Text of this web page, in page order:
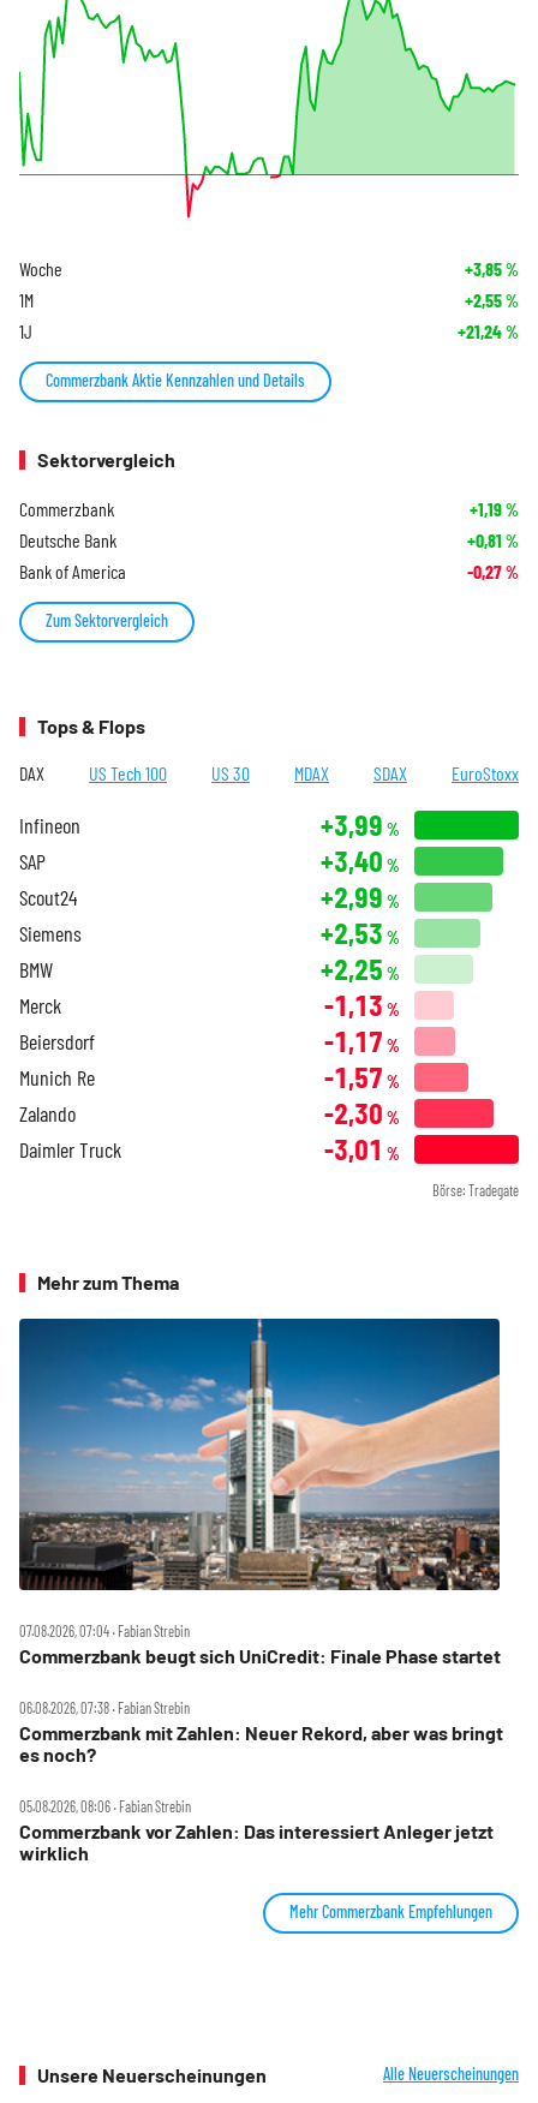
Woche +3,85%
1M +2,55%
1J +21,24%
Commerzbank Aktie Kennzahlen und Details
Sektorvergleich
Commerzbank +1,19%
Deutsche Bank +0,81 %
Bank of America -0,27%
Zum Sektorvergleich
Tops & Flops
DAX US Tech 100 US 30 MDAX SDAX EuroStoxx
Infineon +3,99 %
SAP +3,40 %
Scout24 +2,99 %
Siemens +2,53 %
BMW +2,25 %
Merck -1,13 %
Beiersdorf -1,17 %
Munich Re -1,57 %
Zalando -2,30 %
Daimler Truck -3,01 %
Börse: Tradegate
Mehr zum Thema
07.08.2026, 07:04 ‧ Fabian Strebin
Commerzbank beugt sich UniCredit: Finale Phase startet
06.08.2026, 07:38 ‧ Fabian Strebin
Commerzbank mit Zahlen: Neuer Rekord, aber was bringt
es noch?
05.08.2026, 08:06 ‧ Fabian Strebin
Commerzbank vor Zahlen: Das interessiert Anleger jetzt
wirklich
Mehr Commerzbank Empfehlungen
Unsere Neuerscheinungen Alle Neuerscheinungen